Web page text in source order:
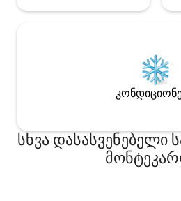
სხვა დასასვენებელი